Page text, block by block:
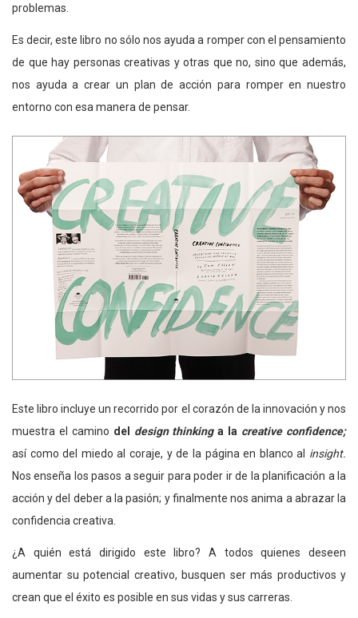
problemas.
Es decir, este libro no sólo nos ayuda a romper con el pensamiento
de que hay personas creativas y otras que no, sino que además,
nos ayuda a crear un plan de acción para romper en nuestro
entorno con esa manera de pensar.
Este libro incluye un recorrido por el corazón de la innovación y nos
muestra el camino del design thinkinga la creative confidence;
así como del miedo al coraje, y de la página en blanco al insight.
Nos enseña los pasos a seguir para poder ir de la planificación a la
acción y del deber a la pasión; y finalmente nos anima a abrazar la
confidencia creativa.
¿A quién está dirigido este libro? A todos quienes deseen
aumentar su potencial creativo, busquen ser más productivos y
crean que el éxito es posible en sus vidas y sus carreras.